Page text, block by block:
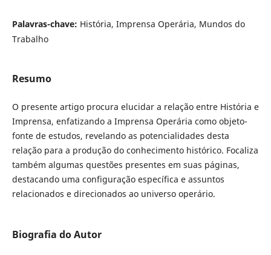
Palavras-chave: História, Imprensa Operária, Mundos do
Trabalho
Resumo
O presente artigo procura elucidar a relação entre História e
Imprensa, enfatizando a Imprensa Operária como objeto-
fonte de estudos, revelando as potencialidades desta
relação para a produção do conhecimento histórico. Focaliza
também algumas questões presentes em suas páginas,
destacando uma configuração específica e assuntos
relacionados e direcionados ao universo operário.
Biografia do Autor